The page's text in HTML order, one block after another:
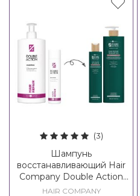
(3)
Шампунь
восстанавливающий Hair
Company Double Action
Regenerate Hair Repair
HAIR COMPANY